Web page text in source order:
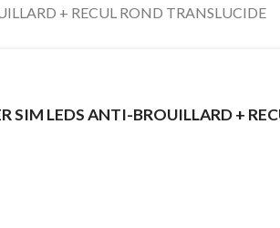
+ RECUL ROND TRANSLUCIDE
SIM LEDS ANTI-BROUILLARD +